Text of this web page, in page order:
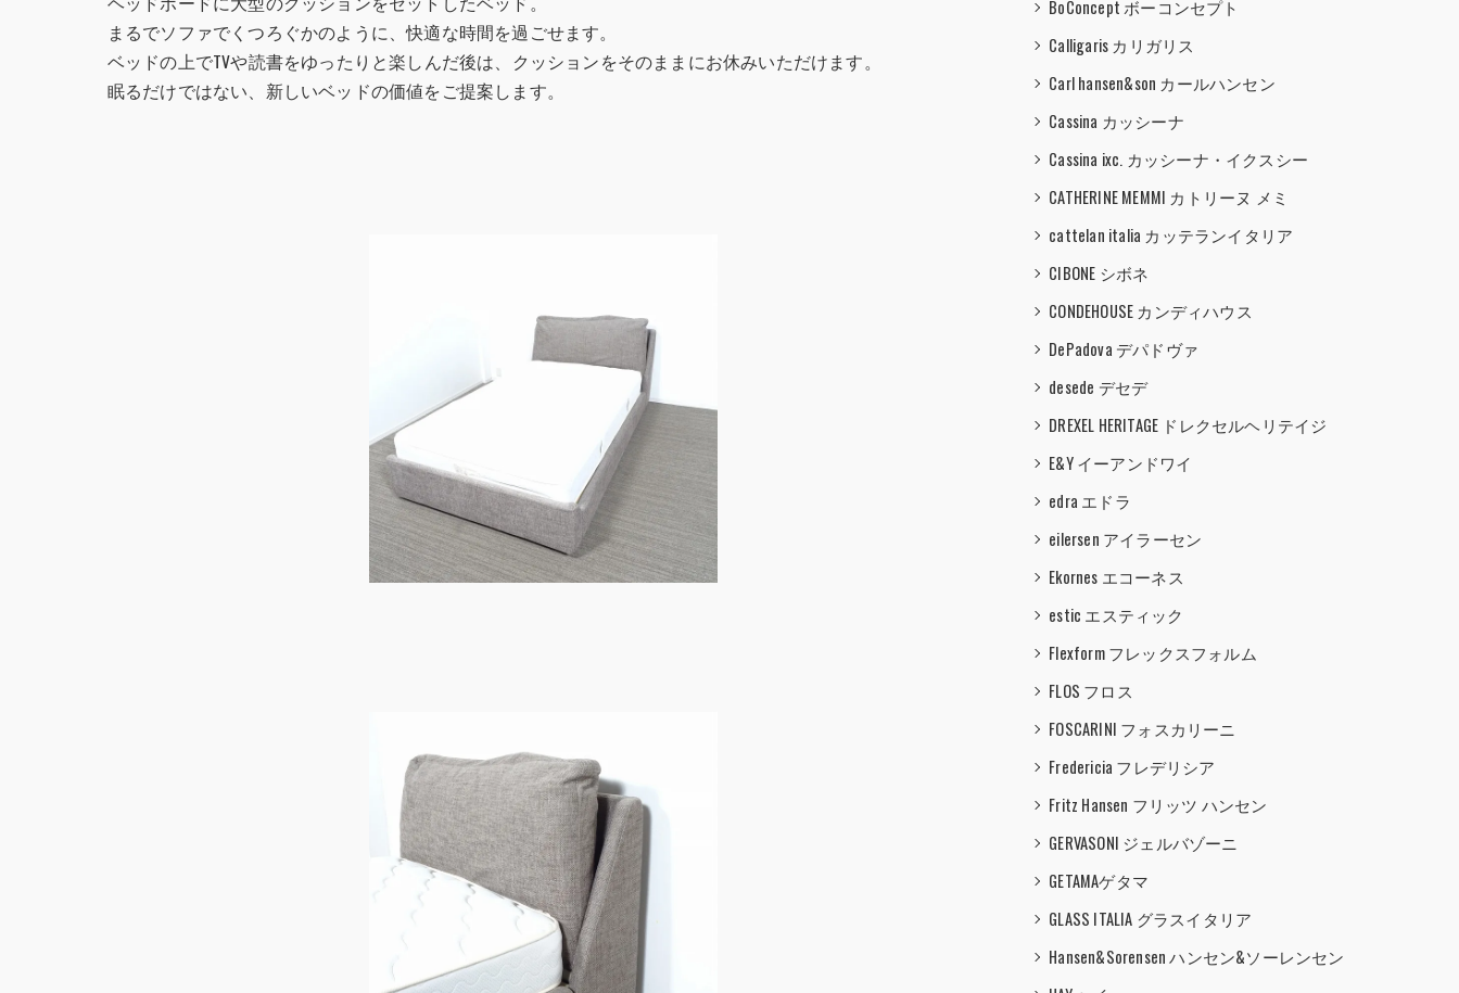
まるでソファでくつろぐかのように、快適な時間を過ごせます。
ベッドの上でTVや読書をゆったりと楽しんだ後は、クッションをそのままにお休みいただけます。
眠るだけではない、新しいベッドの価値をご提案します。
BoConcept ボーコンセプト
Calligaris カリガリス
Carl hansen&son カールハンセン
Cassina カッシーナ
Cassina ixc. カッシーナ・イクスシー
CATHERINE MEMMI カトリーヌ メミ
cattelan italia カッテランイタリア
CIBONE シボネ
CONDEHOUSE カンディハウス
DePadova デパドヴァ
desede デセデ
DREXEL HERITAGE ドレクセルヘリテイジ
E&Y イーアンドワイ
edra エドラ
eilersen アイラーセン
Ekornes エコーネス
estic エスティック
Flexform フレックスフォルム
FLOS フロス
FOSCARINI フォスカリーニ
Fredericia フレデリシア
Fritz Hansen フリッツ ハンセン
GERVASONI ジェルバゾーニ
GETAMAゲタマ
GLASS ITALIA グラスイタリア
Hansen&Sorensen ハンセン&ソーレンセン